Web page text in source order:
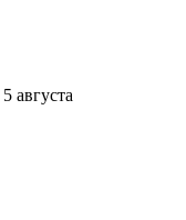
5 августа